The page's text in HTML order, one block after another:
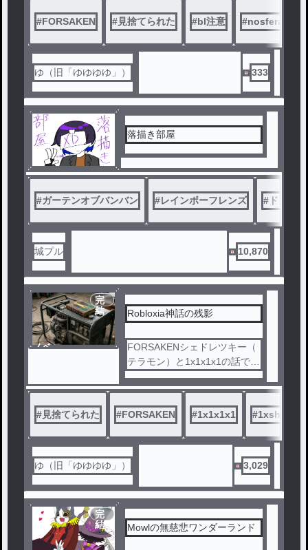
自分用メモ→
最初からセンシティブ設定
5.10.14.17.18.19.20話
自動的にセンシティブになっ
た
#FORSAKEN #見捨てられた #bl注意 #nosferatu
ゆ（旧「ゆゆゆゆ」） 333
落描き部屋
#ガーテンオブバンバン #レインボーフレンズ # ドアーズ
城プル 10,870
ノベ
完
結
Robloxia神話の残影
FORSAKENシェドレツキー（
テラモン）と1x1x1x1の話です
。
半分コメディ？
1〜9話→神話編
10〜18話→FORSAKEN編
#見捨てられた #FORSAKEN #1x1x1x1 #1xshed
ゆ（旧「ゆゆゆゆ」） 3,029
完
結
Mowlの無慈悲ワンダーランド